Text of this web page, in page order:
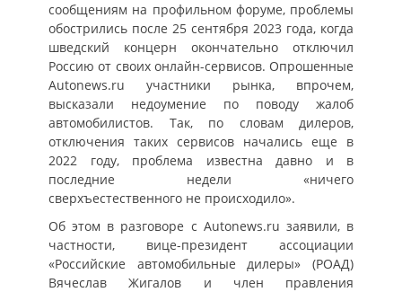
сообщениям на профильном форуме, проблемы
обострились после 25 сентября 2023 года, когда
шведский концерн окончательно отключил
Россию от своих онлайн-сервисов. Опрошенные
Autonews.ru участники рынка, впрочем,
высказали недоумение по поводу жалоб
автомобилистов. Так, по словам дилеров,
отключения таких сервисов начались еще в
2022 году, проблема известна давно и в
последние недели «ничего
сверхъестественного не происходило».
Об этом в разговоре с Autonews.ru заявили, в
частности, вице-президент ассоциации
«Российские автомобильные дилеры» (РОАД)
Вячеслав Жигалов и член правления